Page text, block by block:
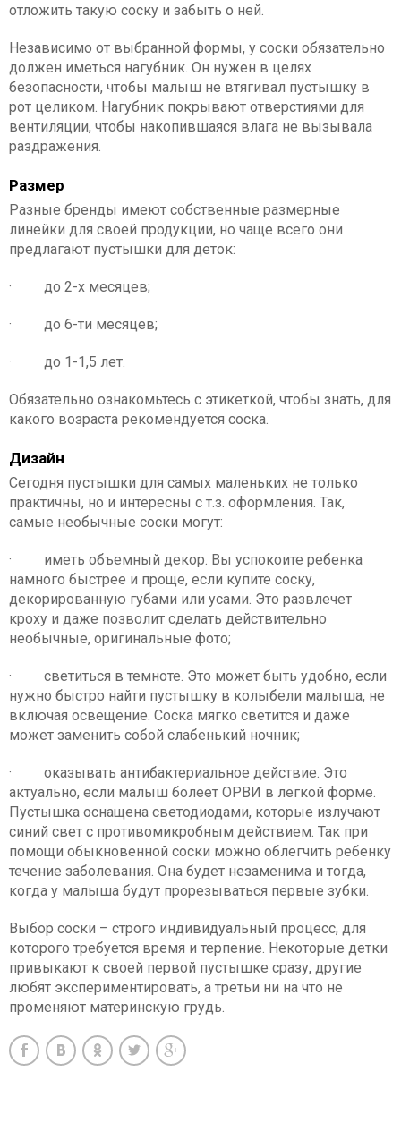
отложить такую соску и забыть о ней.
Независимо от выбранной формы, у соски обязательно
должен иметься нагубник. Он нужен в целях
безопасности, чтобы малыш не втягивал пустышку в
рот целиком. Нагубник покрывают отверстиями для
вентиляции, чтобы накопившаяся влага не вызывала
раздражения.
Размер
Разные бренды имеют собственные размерные
линейки для своей продукции, но чаще всего они
предлагают пустышки для деток:
· до 2-х месяцев;
· до 6-ти месяцев;
· до 1-1,5 лет.
Обязательно ознакомьтесь с этикеткой, чтобы знать, для
какого возраста рекомендуется соска.
Дизайн
Сегодня пустышки для самых маленьких не только
практичны, но и интересны с т.з. оформления. Так,
самые необычные соски могут:
· иметь объемный декор. Вы успокоите ребенка
намного быстрее и проще, если купите соску,
декорированную губами или усами. Это развлечет
кроху и даже позволит сделать действительно
необычные, оригинальные фото;
· светиться в темноте. Это может быть удобно, если
нужно быстро найти пустышку в колыбели малыша, не
включая освещение. Соска мягко светится и даже
может заменить собой слабенький ночник;
· оказывать антибактериальное действие. Это
актуально, если малыш болеет ОРВИ в легкой форме.
Пустышка оснащена светодиодами, которые излучают
синий свет с противомикробным действием. Так при
помощи обыкновенной соски можно облегчить ребенку
течение заболевания. Она будет незаменима и тогда,
когда у малыша будут прорезываться первые зубки.
Выбор соски – строго индивидуальный процесс, для
которого требуется время и терпение. Некоторые детки
привыкают к своей первой пустышке сразу, другие
любят экспериментировать, а третьи ни на что не
променяют материнскую грудь.